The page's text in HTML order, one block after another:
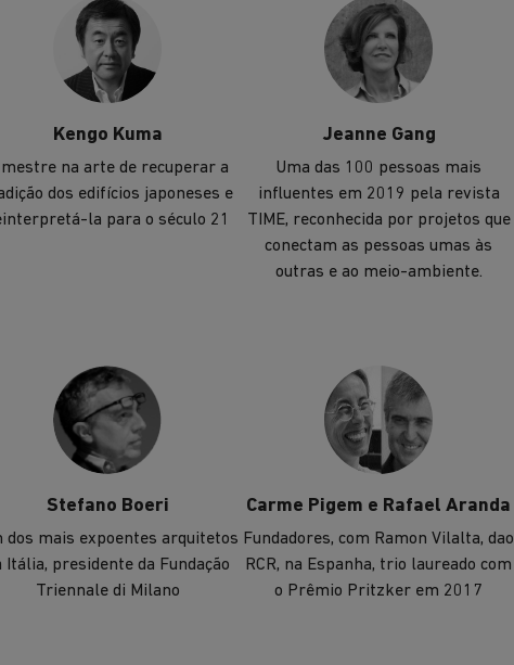
Kengo Kuma
mestre na arte de recuperar a
dos edifícios japoneses e
la para o século 21
Jeanne Gang
Uma das 100 pessoas mais
influentes em 2019 pela revista
TIME, reconhecida por projetos que
conectam as pessoas umas às
outras e ao meio-ambiente.
Stefano Boeri
dos mais expoentes arquitetos
Itália, presidente da Fundação
Triennale di Milano
Carme Pigem e Rafael Aranda
Fundadores, com Ramon Vilalta, dao
RCR, na Espanha, trio laureado com
o Prêmio Pritzker em 2017